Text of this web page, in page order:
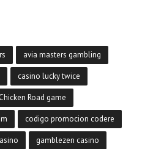
avia masters gambling
casino lucky twice
Chicken Road game
codigo promocion codere
gamblezen casino